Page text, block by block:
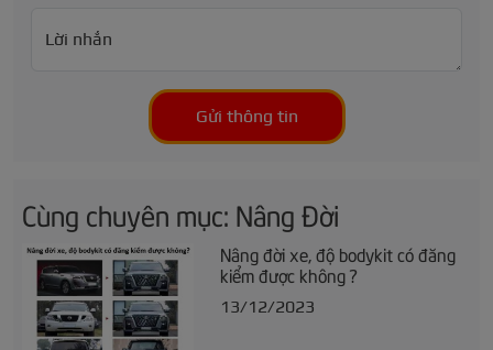
Lời nhắn
Gửi thông tin
Cùng chuyên mục: Nâng Đời
Nâng đời xe, độ bodykit có đăng
kiểm được không ?
13/12/2023